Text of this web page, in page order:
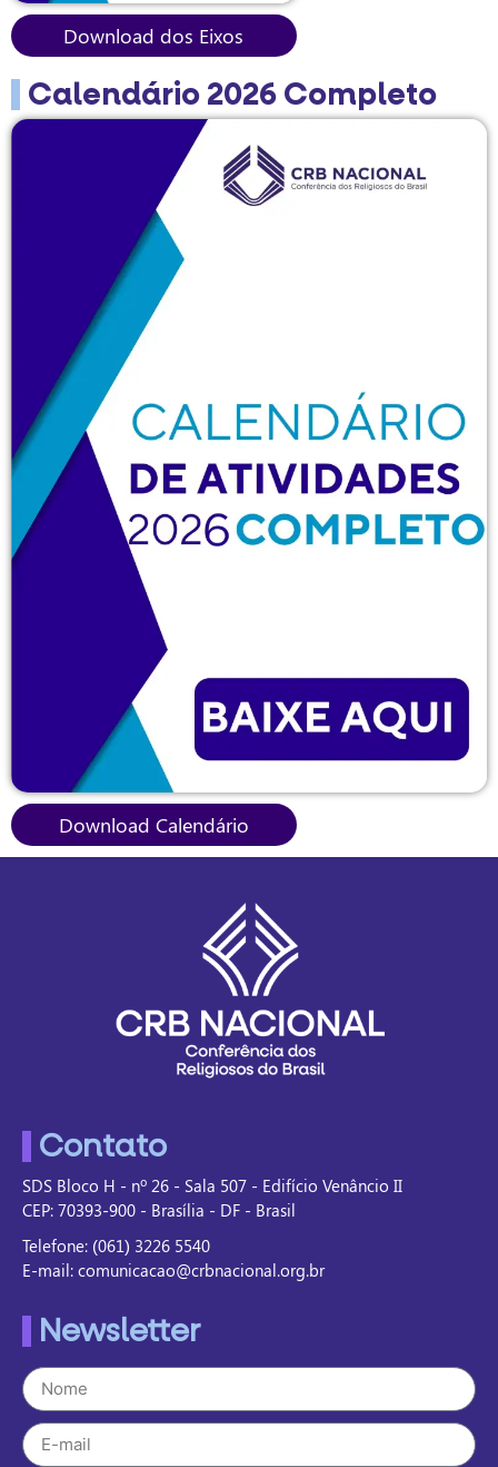
Download dos Eixos
Calendário 2026 Completo
Download Calendário
Contato
SDS Bloco H - nº 26 - Sala 507 - Edifício Venâncio II
CEP: 70393-900 - Brasília - DF - Brasil
Telefone: (061) 3226 5540
E-mail: comunicacao@crbnacional.org.br
Newsletter